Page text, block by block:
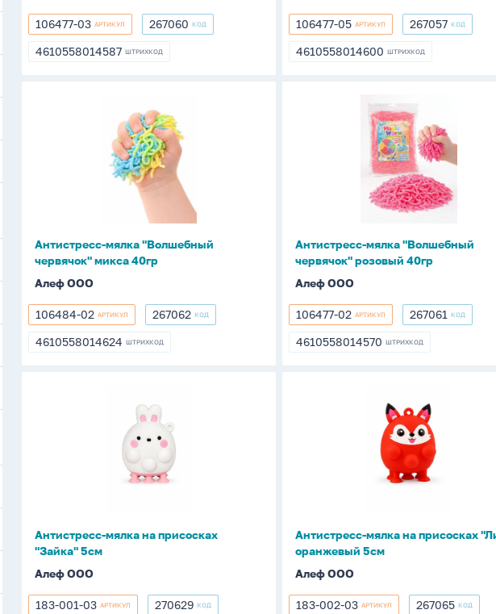
106477-
03
106477-03 АРТИКУЛ 267060
267060 КОД
4610558014587
4610558014587 ШТРИХКОД
106477-
05
106477-05 АРТИКУЛ 267057
267057 КОД
4610558014600
4610558014600 ШТРИХКОД
"Волшебный
Антистресс-мялка "Волшебный
червячок" микса 40гр
Алеф ООО
106484-
02
106484-02 АРТИКУЛ 267062
267062 КОД
4610558014624
4610558014624 ШТРИХКОД
Антистресс-
"Волшебный
Антистресс-мялка "Волшебный
червячок" розовый 40гр
Алеф ООО
106477-
02
106477-02 АРТИКУЛ 267061
267061 КОД
4610558014570
4610558014570 ШТРИХКОД
Антистресс-мялка на присосках
"Зайка" 5см
Алеф ООО
183-001-03 АРТИКУЛ 270629 КОД
Антистресс-мялка на присосках
оранжевый 5см
Алеф ООО
183-002-03 АРТИКУЛ 267065 КОД